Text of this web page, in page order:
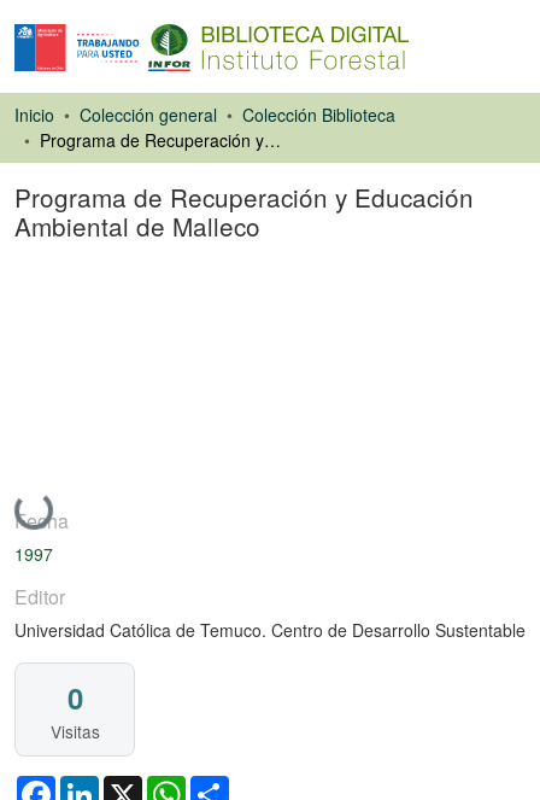
Inicio Colección general
Colección Biblioteca
Programa de Recuperación y Educación Ambiental de Malleco
Programa de Recuperación y Educación
Ambiental de Malleco
Cargando...
Fecha
1997
Editor
Universidad Católica de Temuco. Centro de Desarrollo Sustentable
0
Visitas
FacebookLinkedIn
X WhatsApp